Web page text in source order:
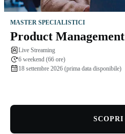
MASTER SPECIALISTICI
Product Management
Live Streaming
6 weekend (66 ore)
18 settembre 2026 (prima data disponibile)
SCOPRI